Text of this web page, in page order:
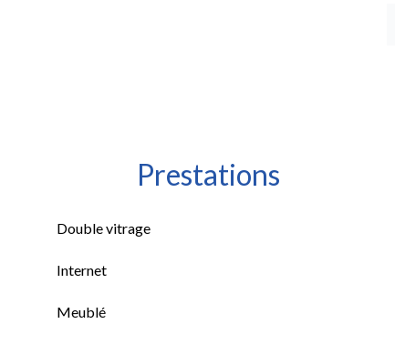
Prestations
Double vitrage
Internet
Meublé